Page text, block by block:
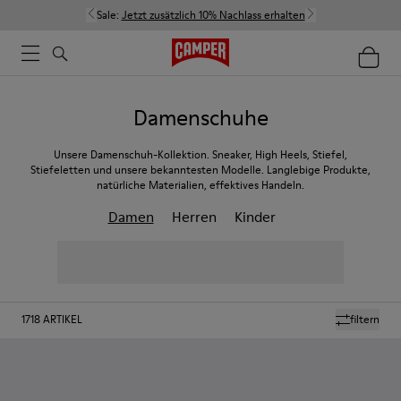
Sale: Jetzt zusätzlich 10% Nachlass erhalten
Damenschuhe
Unsere Damenschuh-Kollektion. Sneaker, High Heels, Stiefel,
Stiefeletten und unsere bekanntesten Modelle. Langlebige Produkte,
natürliche Materialien, effektives Handeln.
Damen Herren Kinder
filtern
1718ARTIKEL